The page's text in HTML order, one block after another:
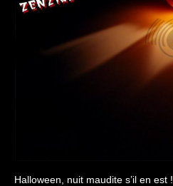
Halloween, nuit maudite s’il en est !